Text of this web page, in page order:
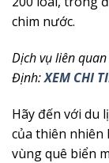
chim nước.
Dịch vụ liên
Định:XEM CHI
Hãy đến với du
của thiên nhiên
vùng quê biển